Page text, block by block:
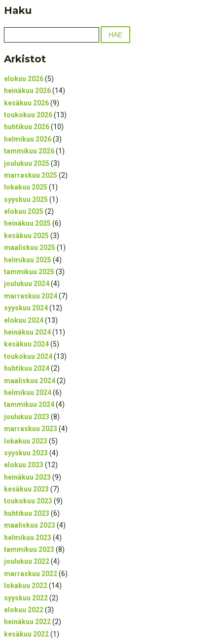
Haku
Arkistot
elokuu 2026(5)
heinäkuu 2026(14)
kesäkuu 2026(9)
toukokuu 2026(13)
huhtikuu 2026(10)
helmikuu 2026(3)
tammikuu 2026(1)
joulukuu 2025 (3)
marraskuu 2025 (2)
lokakuu 2025 (1)
syyskuu 2025 (1)
elokuu 2025 (2)
heinäkuu 2025 (6)
kesäkuu 2025 (3)
maaliskuu 2025 (1)
helmikuu 2025 (4)
tammikuu 2025 (3)
joulukuu 2024(4)
marraskuu 2024(7)
syyskuu 2024(12)
elokuu 2024(13)
heinäkuu 2024(11)
kesäkuu 2024(5)
toukokuu 2024(13)
huhtikuu 2024(2)
maaliskuu 2024(2)
helmikuu 2024(6)
tammikuu 2024(4)
joulukuu 2023 (8)
marraskuu 2023 (4)
lokakuu 2023 (5)
syyskuu 2023 (4)
elokuu 2023 (12)
heinäkuu 2023 (9)
kesäkuu 2023 (7)
toukokuu 2023 (9)
huhtikuu 2023 (6)
maaliskuu 2023 (4)
helmikuu 2023 (4)
tammikuu 2023 (8)
joulukuu 2022(4)
marraskuu 2022(6)
lokakuu 2022(14)
syyskuu 2022(2)
elokuu 2022(3)
heinäkuu 2022(2)
kesäkuu 2022(1)